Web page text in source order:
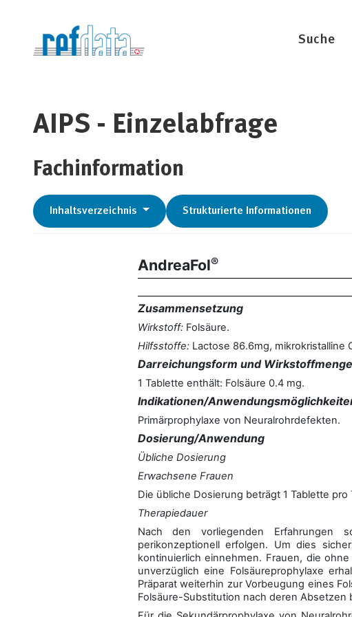
Suche
AIPS - Einzelabfrage
Fachinformation
Inhaltsverzeichnis Strukturierte Informationen